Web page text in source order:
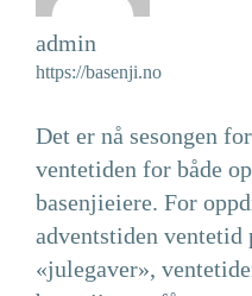
admin
https://basenji.no
Det er nå sesongen
ventetiden for både
basenjieiere. For
adventstiden ventetid
«julegaver»,